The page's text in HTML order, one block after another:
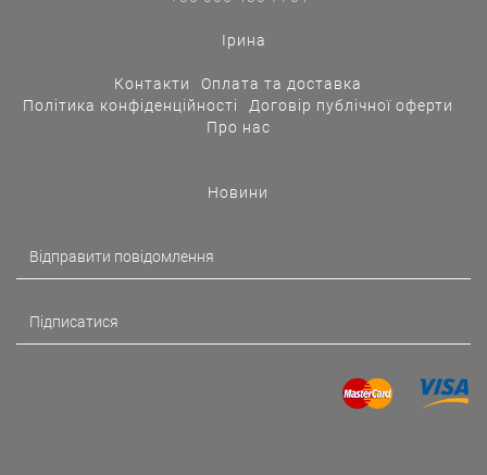
Ірина
Контакти
Оплата та доставка
Політика конфіденційності
Договір публічної оферти
Про нас
Новини